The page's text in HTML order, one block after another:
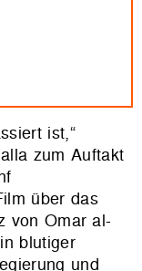
ist,“
zum Auftakt
über das
von Omar al-
blutiger
und